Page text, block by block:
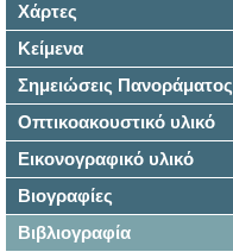
Χάρτες
Κείμενα
Σημειώσεις Πανοράματος
Οπτικοακουστικό υλικό
Εικονογραφικό υλικό
Βιογραφίες
Βιβλιογραφία